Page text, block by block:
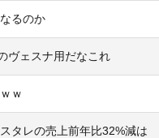
るのか
ヴェスナ用だなこれ
ｗ
タレの売上前年比32%減は